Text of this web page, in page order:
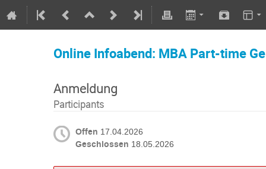
Online Infoabend: MBA Part-time
Anmeldung
Participants
Offen 17.04.2026
Geschlossen 18.05.2026